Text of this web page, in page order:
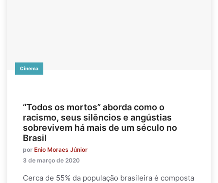
Cinema
“Todos os mortos” aborda como o
racismo, seus silêncios e angústias
sobrevivem há mais de um século no
Brasil
por Enio Moraes Júnior
3 de março de 2020
Cerca de 55% da população brasileira é composta